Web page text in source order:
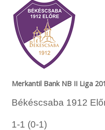
hivatkozva, bármilyen
bejutni! Előfordulhat, hogy
nem ad minden
mindenképp javasoljuk,
csapatának felületeit is
feltételeiről. A Békéscsaba
megtesz azért, hogy
időben, megfelelő
felelősséget vállalni.
Merkantil Bank NB II Liga
Békéscsaba 1912
1-1 (0-1)